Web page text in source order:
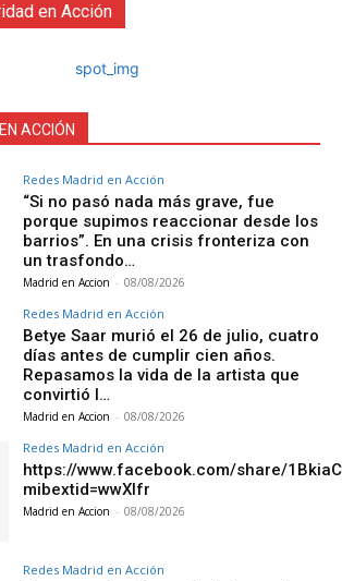
en Acción
ACCIÓN
Redes Madrid en Acción
“Si no pasó nada más grave, fue
porque supimos reaccionar desde los
barrios”. En una crisis fronteriza con
un trasfondo…
Madrid en Accion - 08/08/2026
Redes Madrid en Acción
Betye Saar murió el 26 de julio, cuatro
días antes de cumplir cien años.
Repasamos la vida de la artista que
convirtió l…
Madrid en Accion - 08/08/2026
Redes Madrid en Acción
https://www.facebook.com/share/
mibextid=wwXIfr
Madrid en Accion - 08/08/2026
Redes Madrid en Acción